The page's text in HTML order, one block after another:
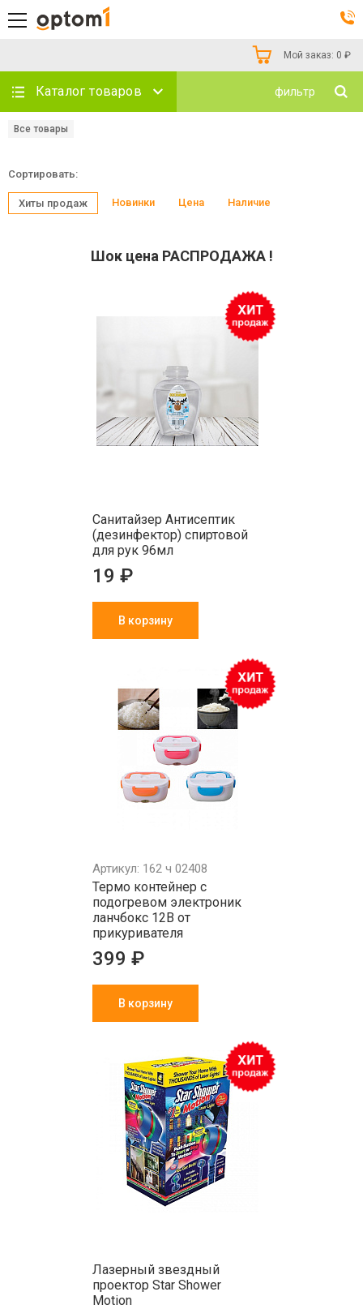
Мой заказ: 0 ₽
Каталог товаров фильтр
Все товары
Сортировать:
Хиты продаж Новинки Цена Наличие
Шок цена РАСПРОДАЖА !
Санитайзер Антисептик
(дезинфектор) спиртовой
для рук 96мл
19 ₽
В корзину
Артикул: 162 ч 02408
Термо контейнер с
подогревом электроник
ланчбокс 12В от
прикуривателя
399 ₽
В корзину
Лазерный звездный
проектор Star Shower
Motion